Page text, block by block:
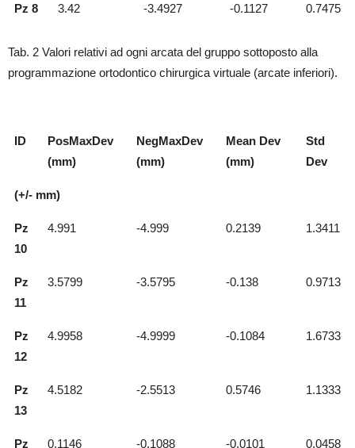
Pz 8 3.42 -3.4927 -0.1127 0.7475
Tab. 2 Valori relativi ad ogni arcata del gruppo sottoposto alla
programmazione ortodontico chirurgica virtuale (arcate inferiori).
ID
PosMaxDev
(mm)
NegMaxDev
(mm)
Mean Dev
(mm)
Std
Dev
(+/- mm)
Pz
10
4.991 -4.999 0.2139 1.3411
Pz
11
3.5799 -3.5795 -0.138 0.9713
Pz
12
4.9958 -4.9999 -0.1084 1.6733
Pz
13
4.5182 -2.5513 0.5746 1.1333
Pz 0.1146 -0.1088 -0.0101 0.0458